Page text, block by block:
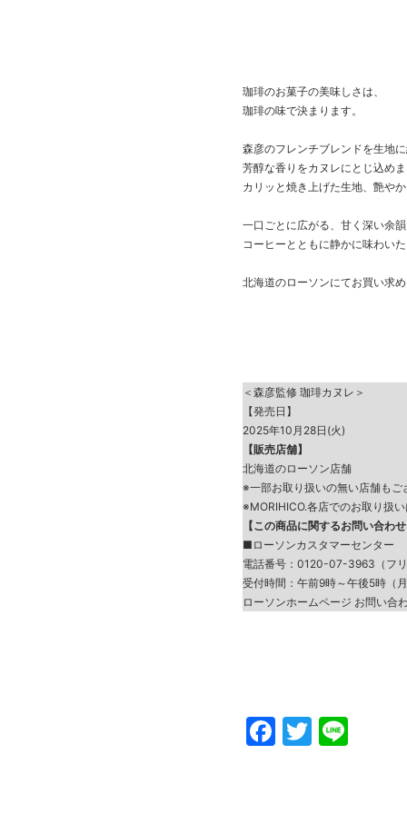
珈琲のお菓子の美味しさは、
珈琲の味で決まります。
森彦のフレンチブレンドを生地
芳醇な香りをカヌレにとじ込め
カリッと焼き上げた生地、艶や
一口ごとに広がる、甘く深い余
コーヒーとともに静かに味わい
北海道のローソンにてお買い求
＜森彦監修 珈琲カヌレ＞
【発売日】
2025年10月28日(火)
【販売店舗】
北海道のローソン店舗
※一部お取り扱いの無い店舗もご
※MORIHICO.各店でのお取り扱
【この商品に関するお問い合わ
■ローソンカスタマーセンター
電話番号：0120-07-3963（フ
受付時間：午前9時～午後5時（
ローソンホームページ お問い